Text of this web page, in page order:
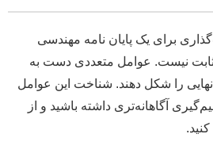
برای یک پایان نامه مهندسی
نیست. عوامل متعددی دست به
را شکل دهند. شناخت این عوامل
آگاهانه‌تری داشته باشید و از